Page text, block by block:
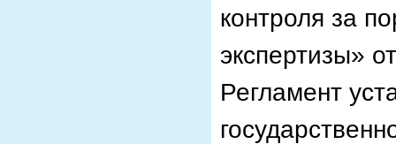
контроля за
экспертизы»
Регламент